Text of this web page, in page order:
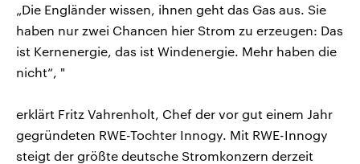
„Die Engländer wissen, ihnen geht das Gas aus. Sie
haben nur zwei Chancen hier Strom zu erzeugen: Das
ist Kernenergie, das ist Windenergie. Mehr haben die
nicht“, "
erklärt Fritz Vahrenholt, Chef der vor gut einem Jahr
gegründeten RWE-Tochter Innogy. Mit RWE-Innogy
steigt der größte deutsche Stromkonzern derzeit